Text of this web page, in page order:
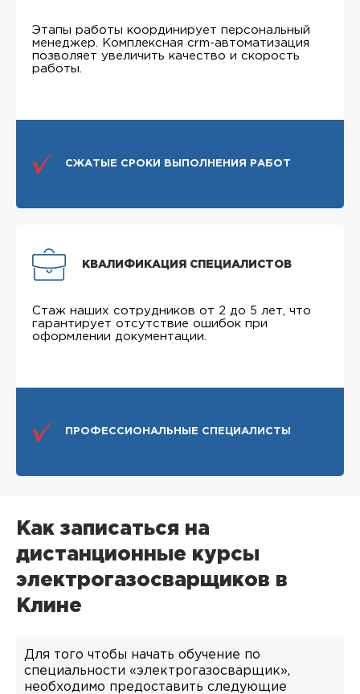
Этапы работы координирует персональный
менеджер. Комплексная crm-автоматизация
позволяет увеличить качество и скорость
работы.
СЖАТЫЕ СРОКИ ВЫПОЛНЕНИЯ РАБОТ
КВАЛИФИКАЦИЯ СПЕЦИАЛИСТОВ
Стаж наших сотрудников от 2 до 5 лет, что
гарантирует отсутствие ошибок при
оформлении документации.
ПРОФЕССИОНАЛЬНЫЕ СПЕЦИАЛИСТЫ
Как записаться на
дистанционные курсы
электрогазосварщиков в
Клине
Для того чтобы начать обучение по
специальности «электрогазосварщик»,
необходимо предоставить следующие